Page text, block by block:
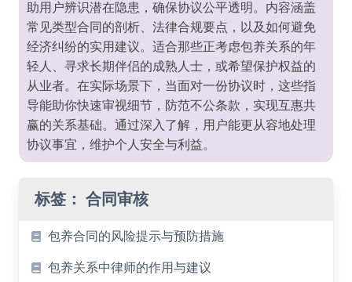
助用户辨识潜在隐患，确保协议公平透明。内容涵盖
常见类型合同的剖析、法律合规要点，以及如何避免
经济纠纷的实用建议。适合那些正考虑包养关系的年
轻人、寻求长期伴侣的成熟人士，或希望保护权益的
从业者。在实际场景下，当面对一份协议时，这些指
导能助你快速审视细节，防范不公条款，实现互惠共
赢的关系基础。通过深入了解，用户能更从容地处理
协议事宜，维护个人安全与利益。
标签： 合同审核
包养合同的风险提示与预防措施
包养关系中律师的作用与建议